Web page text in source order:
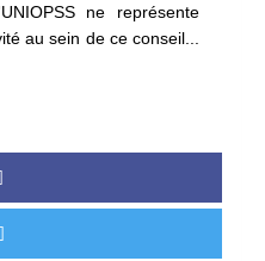
ne représente
au sein de ce conseil...